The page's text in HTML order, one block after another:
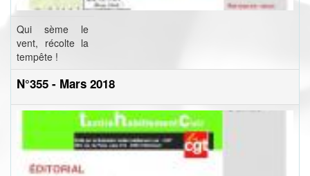
Qui sème le
vent, récolte la
tempête !
N°355 - Mars 2018